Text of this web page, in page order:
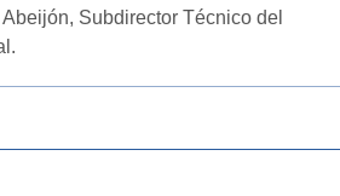
Subdirector Técnico del